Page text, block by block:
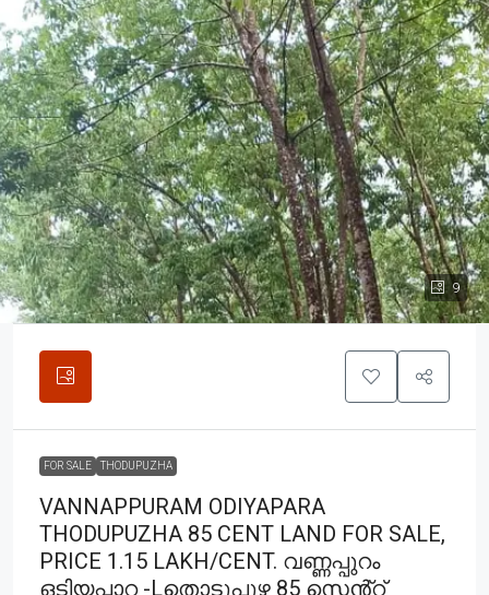
9
FOR SALE THODUPUZHA
VANNAPPURAM ODIYAPARA
THODUPUZHA 85 CENT LAND FOR SALE,
PRICE 1.15 LAKH/CENT. വണ്ണപ്പുറം
ഒടിയപ്പാറ -Lതൊടുപുഴ 85 സെൻ്റ്